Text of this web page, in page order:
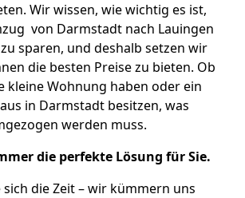
Wir wissen, wie wichtig es ist,
von Darmstadt nach Lauingen
sparen, und deshalb setzen wir
die besten Preise zu bieten. Ob
kleine Wohnung haben oder ein
in Darmstadt besitzen, was
werden muss.
die perfekte Lösung für Sie.
sich die Zeit – wir kümmern uns